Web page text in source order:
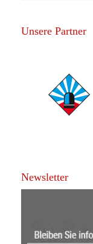
Unsere Partner
Newsletter